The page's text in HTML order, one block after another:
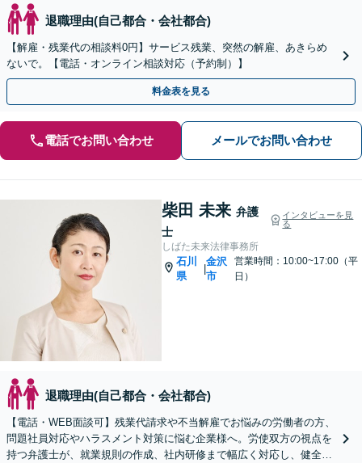
退職理由(自己都合・会社都合)
【解雇・残業代の相談料0円】サービス残業、突然の解雇、あきらめ
ないで。【電話・オンライン相談対応（予約制）】
料金表を見る
電話でお問い合わせ メールでお問い合わせ
柴田 未来 弁護
士
インタビューを見
る
しばた未来法律事務所
石川
県
|
金沢
市
営業時間：10:00~17:00（平
日）
退職理由(自己都合・会社都合)
【電話・WEB面談可】残業代請求や不当解雇でお悩みの労働者の方、
問題社員対応やハラスメント対策に悩む企業様へ。労使双方の視点を
持つ弁護士が、就業規則の作成、社内研修まで幅広く対応し、健全な